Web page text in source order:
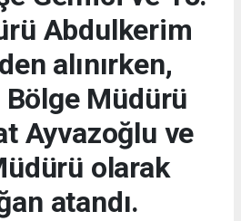
Abdulkerim
alınırken,
Müdürü
Ayvazoğlu ve
olarak
atandı.